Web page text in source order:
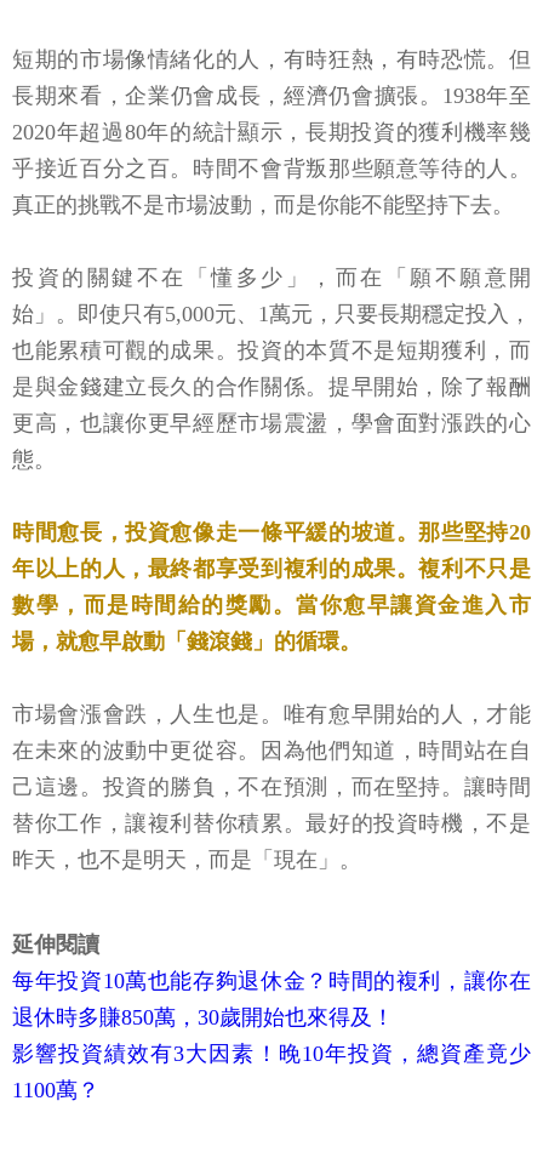
短期的市場像情緒化的人，有時狂熱，有時恐慌。但
長期來看，企業仍會成長，經濟仍會擴張。1938年至
2020年超過80年的統計顯示，長期投資的獲利機率幾
乎接近百分之百。時間不會背叛那些願意等待的人。
真正的挑戰不是市場波動，而是你能不能堅持下去。
投資的關鍵不在「懂多少」，而在「願不願意開
始」。即使只有5,000元、1萬元，只要長期穩定投入，
也能累積可觀的成果。投資的本質不是短期獲利，而
是與金錢建立長久的合作關係。提早開始，除了報酬
更高，也讓你更早經歷市場震盪，學會面對漲跌的心
態。
時間愈長，投資愈像走一條平緩的坡道。那些堅持20
年以上的人，最終都享受到複利的成果。複利不只是
數學，而是時間給的獎勵。當你愈早讓資金進入市
場，就愈早啟動「錢滾錢」的循環。
市場會漲會跌，人生也是。唯有愈早開始的人，才能
在未來的波動中更從容。因為他們知道，時間站在自
己這邊。投資的勝負，不在預測，而在堅持。讓時間
替你工作，讓複利替你積累。最好的投資時機，不是
昨天，也不是明天，而是「現在」。
延伸閱讀
每年投資10萬也能存夠退休金？時間的複利，讓你在
退休時多賺850萬，30歲開始也來得及！
影響投資績效有3大因素！晚10年投資，總資產竟少
1100萬？